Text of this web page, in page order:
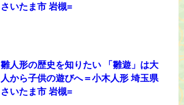
さいたま市 岩槻=
雛人形の歴史を知りたい 「雛遊」は大
人から子供の遊びへ＝小木人形 埼玉県
さいたま市 岩槻=